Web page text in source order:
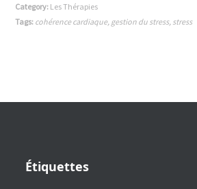
Category: Les Thérapies
Tags: cohérence cardiaque, gestion du stress, stress
Étiquettes